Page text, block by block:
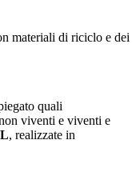
materiali di riciclo e dei
quali
viventi e viventi e
, realizzate in